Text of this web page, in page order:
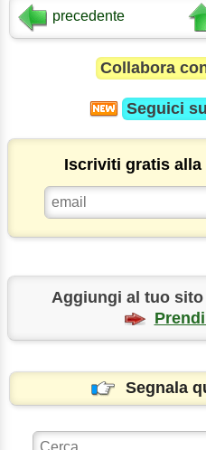
precedente
Collabora
Seguici su
Iscriviti gratis
Aggiungi al tuo
Segnala